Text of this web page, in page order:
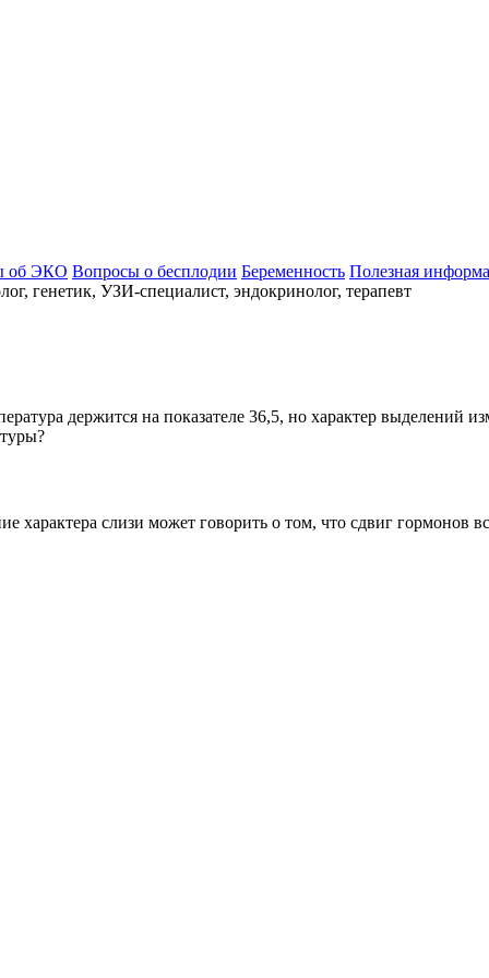
об ЭКО Вопросы о бесплодии Беременность Полезная
генетик, УЗИ-специалист, эндокринолог, терапевт
держится на показателе 36,5, но характер выделений
характера слизи может говорить о том, что сдвиг гормонов